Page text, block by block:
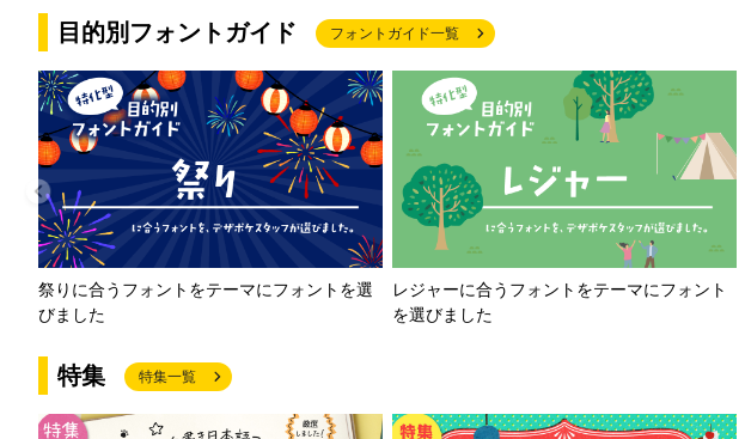
目的別フォントガイド フォントガイド一覧
祭りに合うフォントをテーマにフォントを選
びました
レジャーに合うフォントをテーマにフォント
を選びました
特集 特集一覧